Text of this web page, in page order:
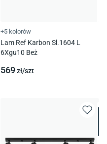
+5 kolorów
Lam Ref Karbon Sl.1604 L
6Xgu10 Beż
569zł/szt